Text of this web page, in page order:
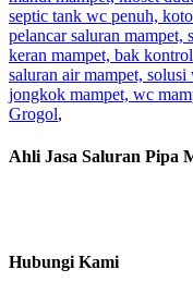
septic tank wc penuh,
pelancar saluran mampet,
keran mampet, bak
saluran air mampet,
jongkok mampet, wc
Grogol,
Ahli Jasa Saluran Pipa
Hubungi Kami